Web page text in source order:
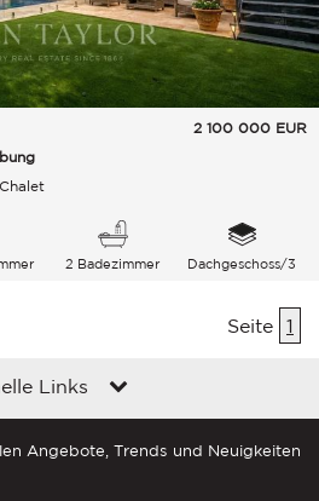
2 100 000 EUR
Chalet
2 Badezimmer Dachgeschoss/3
Seite 1
Links
Angebote, Trends und Neuigkeiten